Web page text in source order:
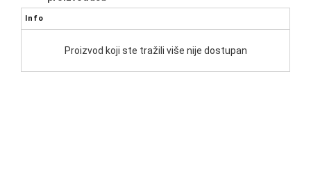
Info
Proizvod koji ste tražili više nije dostupan